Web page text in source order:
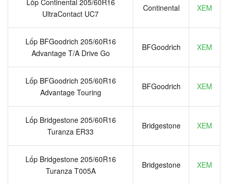
UltraContact UC7
Continental XEM
Lốp BFGoodrich 205/60R16
Advantage T/A Drive Go
BFGoodrich XEM
Lốp BFGoodrich 205/60R16
Advantage Touring
BFGoodrich XEM
Lốp Bridgestone 205/60R16
Turanza ER33
Bridgestone XEM
Lốp Bridgestone 205/60R16
Turanza T005A
Bridgestone XEM